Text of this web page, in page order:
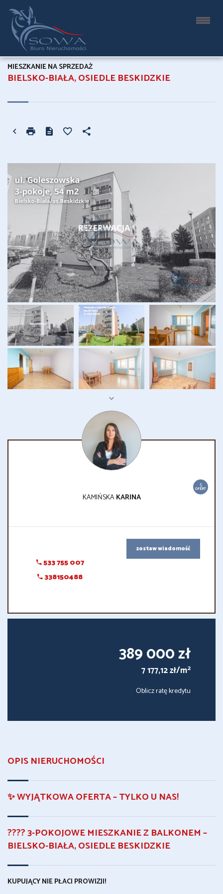
BIELSKO-BIAŁA, OSIEDLE BESKIDZKIE
MIESZKANIE NA SPRZEDAŻ
5
OFERT
KAMIŃSKAKARINA
533 755 007
338150488
zostaw wiadomość
389 000 zł
7 177,12 zł/m2
Oblicz ratę kredytu
OPIS NIERUCHOMOŚCI
✨ WYJĄTKOWA OFERTA – TYLKO U NAS!
???? 3-POKOJOWE MIESZKANIE Z BALKONEM –
BIELSKO-BIAŁA, OSIEDLE BESKIDZKIE
KUPUJĄCY NIE PŁACI PROWIZJI!